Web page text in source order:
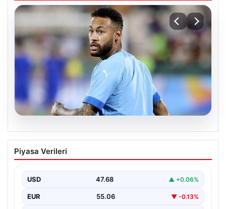
05.08.2026
Neymar’ın maç sonrası gerginlik
yaşadığı anlar!
Piyasa Verileri
USD 47.68 ▲ +0.06%
EUR 55.06 ▼ -0.13%